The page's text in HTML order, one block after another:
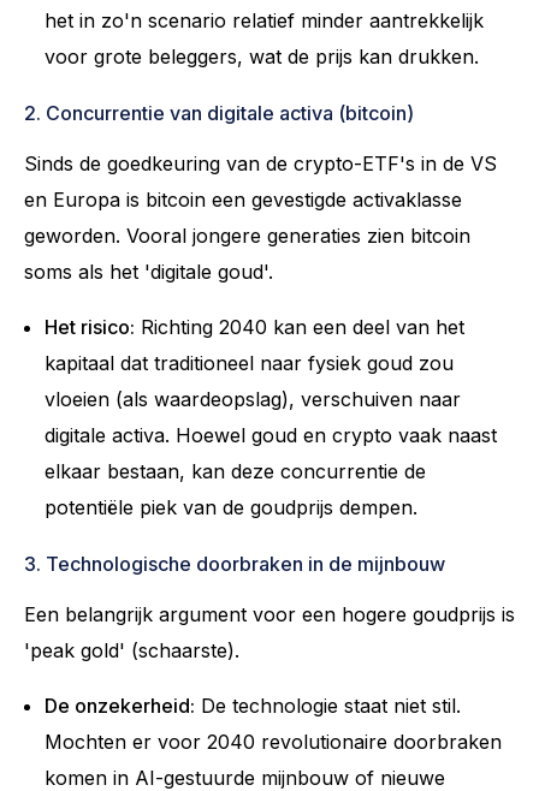
het in zo'n scenario relatief minder aantrekkelijk
voor grote beleggers, wat de prijs kan drukken.
2. Concurrentie van digitale activa (bitcoin)
Sinds de goedkeuring van de crypto-ETF's in de VS
en Europa is bitcoin een gevestigde activaklasse
geworden. Vooral jongere generaties zien bitcoin
soms als het 'digitale goud'.
Het risico: Richting 2040 kan een deel van het
kapitaal dat traditioneel naar fysiek goud zou
vloeien (als waardeopslag), verschuiven naar
digitale activa. Hoewel goud en crypto vaak naast
elkaar bestaan, kan deze concurrentie de
potentiële piek van de goudprijs dempen.
3. Technologische doorbraken in de mijnbouw
Een belangrijk argument voor een hogere goudprijs is
'peak gold' (schaarste).
De onzekerheid: De technologie staat niet stil.
Mochten er voor 2040 revolutionaire doorbraken
komen in AI-gestuurde mijnbouw of nieuwe